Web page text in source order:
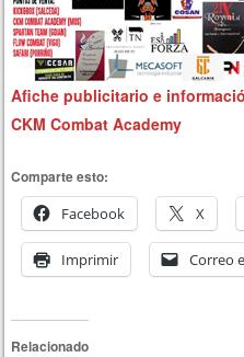
Afiche publicitario e
CKM Combat Academy
Comparte esto:
Facebook
X
Imprimir Correo
Relacionado